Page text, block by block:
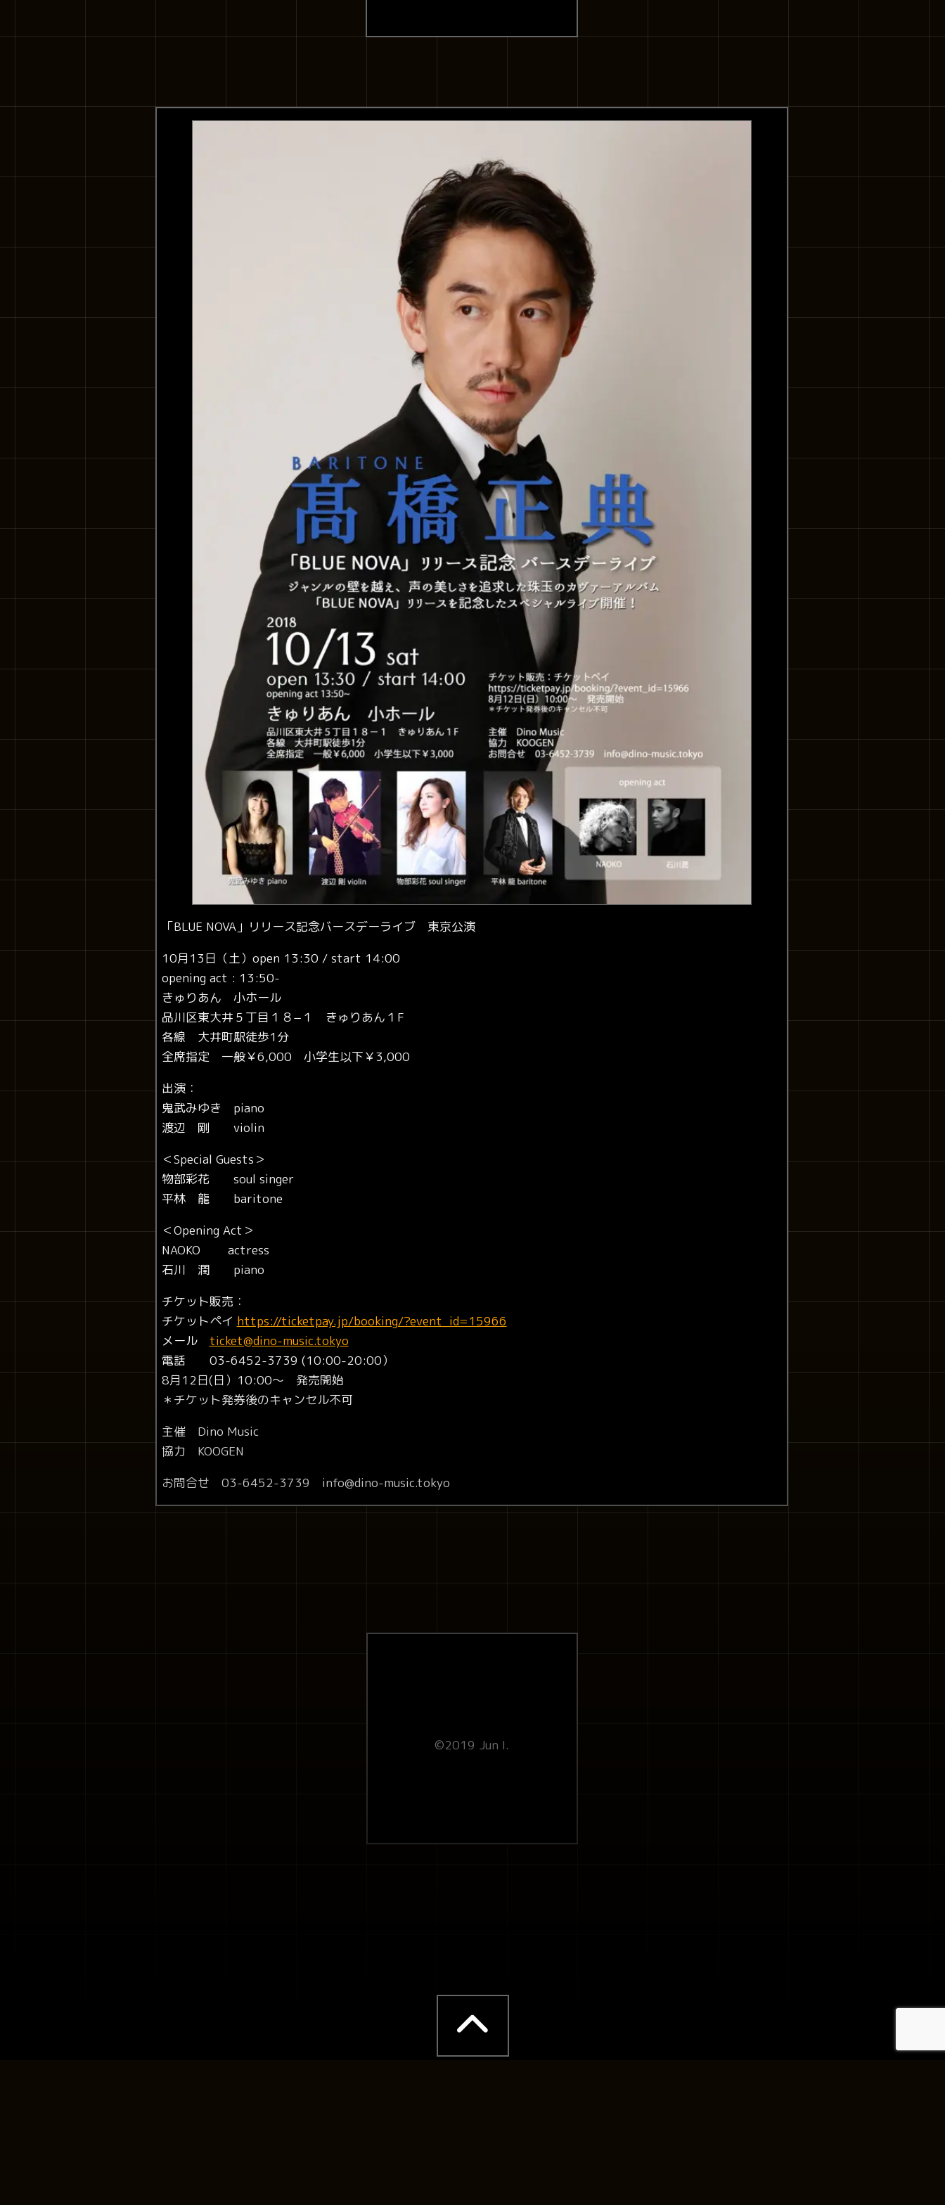
「BLUE NOVA」リリース記念バースデーライブ 東京公演
10月13日（土）open 13:30 / start 14:00
opening act : 13:50-
きゅりあん 小ホール
品川区東大井５丁目１８−１ きゅりあん１F
各線 大井町駅徒歩1分
全席指定 一般￥6,000 小学生以下￥3,000
出演：
鬼武みゆき piano
渡辺 剛 violin
＜Special Guests＞
物部彩花 soul singer
平林 龍 baritone
＜Opening Act＞
NAOKO actress
石川 潤 piano
チケット販売：
チケットペイ https://ticketpay.jp/booking/?event_id=15966
メール ticket@dino-music.tokyo
電話 03-6452-3739 (10:00-20:00）
8月12日(日）10:00～ 発売開始
＊チケット発券後のキャンセル不可
主催 Dino Music
協力 KOOGEN
お問合せ 03-6452-3739 info@dino-music.tokyo
©2019 Jun I.